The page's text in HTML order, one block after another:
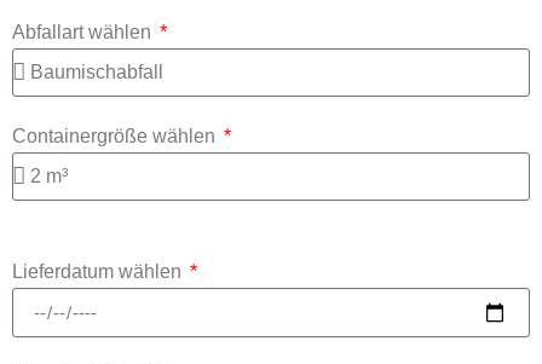
Abfallart wählen
Containergröße wählen
Lieferdatum wählen